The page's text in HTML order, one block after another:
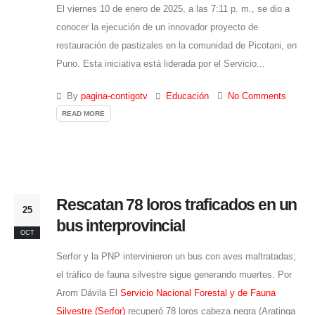
El viernes 10 de enero de 2025, a las 7:11 p. m., se dio a
conocer la ejecución de un innovador proyecto de
restauración de pastizales en la comunidad de Picotani, en
Puno. Esta iniciativa está liderada por el Servicio...
By pagina-contigotv Educación No Comments
READ MORE
25
OCT
Rescatan 78 loros traficados en un
bus interprovincial
Serfor y la PNP intervinieron un bus con aves maltratadas;
el tráfico de fauna silvestre sigue generando muertes. Por
Arom Dávila El Servicio Nacional Forestal y de Fauna
Silvestre (Serfor) recuperó 78 loros cabeza negra (Aratinga